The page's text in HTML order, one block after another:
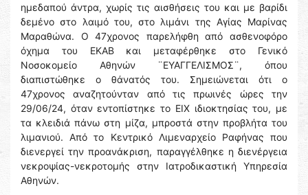
ημεδαπού άντρα, χωρίς τις αισθήσεις του και με βαρίδι
δεμένο στο λαιμό του, στο λιμάνι της Αγίας Μαρίνας
Μαραθώνα. Ο 47χρονος παρελήφθη από ασθενοφόρο
όχημα του ΕΚΑΒ και μεταφέρθηκε στο Γενικό
Νοσοκομείο Αθηνών ¨ΕΥΑΓΓΕΛΙΣΜΟΣ¨, όπου
διαπιστώθηκε ο θάνατός του. Σημειώνεται ότι ο
47χρονος αναζητούνταν από τις πρωινές ώρες την
29/06/24, όταν εντοπίστηκε το ΕΙΧ ιδιοκτησίας του, με
τα κλειδιά πάνω στη μίζα, μπροστά στην προβλήτα του
λιμανιού. Από το Κεντρικό Λιμεναρχείο Ραφήνας που
διενεργεί την προανάκριση, παραγγέλθηκε η διενέργεια
νεκροψίας-νεκροτομής στην Ιατροδικαστική Υπηρεσία
Αθηνών.